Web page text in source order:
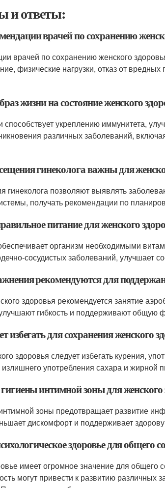
и ответы:
врачей по сохранению
врачей по сохранению женского
физические нагрузки, отказ от
жизни на состояние женского
укреплению иммунитета,
различных заболеваний,
гинеколога важны для
гинеколога позволяют выявлять
получать рекомендации по
питание для женского
организм необходимыми
сосудистых заболеваний, улучшает
рекомендуются для
здоровья рекомендуется занятие
гибкость и поддерживают общую
избегать для сохранения женского
здоровья следует избегать курения,
излишнего употребления сахара и жирной
интимной зоны для женского
зоны предотвращает развитие
дискомфорт и поддерживает
здоровье для общего
имеет огромное значение для общего
могут привести к развитию